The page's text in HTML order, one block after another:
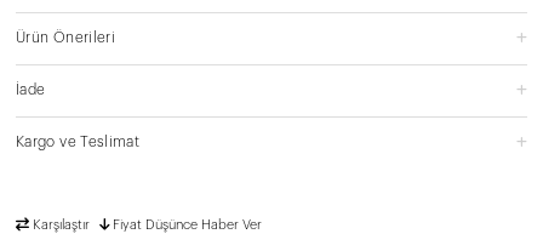
Ürün Önerileri
İade
Kargo ve Teslimat
Karşılaştır Fiyat Düşünce Haber Ver